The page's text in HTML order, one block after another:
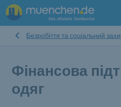
Безробіття та соціальний
Фінансова
одяг